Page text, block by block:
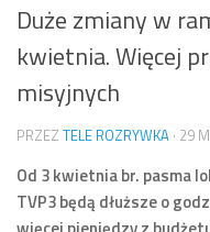
Duże zmiany w
kwietnia. Więcej
misyjnych
PRZEZ TELE ROZRYWKA · 29
Od 3 kwietnia br. pasma
TVP3 będą dłuższe o